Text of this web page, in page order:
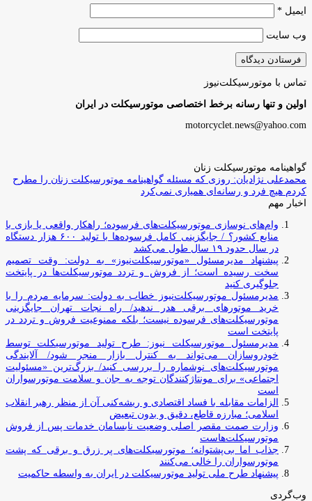
ایمیل *
وب‌ سایت
تماس با موتورسیکلت‌نیوز
اولین و تنها رسانه برخط اختصاصی موتورسیکلت در ایران
motorcyclet.news@yahoo.com
گواهینامه موتورسیکلت زنان
محمدعلی نژادیان: روزی که مسئله گواهینامه موتورسیکلت زنان را مطرح
کردم هیچ فرد و رسانه‌ای همیاری نمی‌کرد
اخبار مهم
وام‌های نوسازی موتورسیکلت‌های فرسوده؛ راهکار واقعی یا بازی با
منابع کشور؟ / جایگزینی کامل فرسوده‌ها با تولید ۶۰۰ هزار دستگاه
در سال حدود ۱۹ سال طول می‌کشد
پیشنهاد مدیرمسئول «موتورسیکلت‌نیوز» به دولت: وقت تصمیم
سخت رسیده است؛ از فروش و تردد موتورسیکلت‌ها در پایتخت
جلوگیری کنید
مدیرمسئول موتورسیکلت‌نیوز خطاب به دولت: سرمایه مردم را با
خرید موتورهای برقی هدر ندهید/ راه نجات تهران جایگزینی
موتورسیکلت‌های فرسوده نیست؛ بلکه ممنوعیت فروش و تردد در
پایتخت است
مدیرمسئول موتورسیکلت نیوز: طرح تولید موتورسیکلت توسط
خودروسازان می‌تواند به کنترل بازار منجر شود/ آلایندگی
موتورسیکلت‌های نوشماره را بررسی کنید/ بزرگ‌ترین «مسئولیت
اجتماعی» برای مونتاژکنندگان توجه به جان و سلامت موتورسواران
است
الزامات مقابله با فساد اقتصادی و ریشه‌کنی آن از منظر رهبر انقلاب
اسلامی؛ مبارزه قاطع، دقیق و بدون تبعیض
وزارت صمت مقصر اصلی وضعیت نابسامان خدمات پس از فروش
موتورسیکلت‌هاست
جذاب اما بی‌پشتوانه؛ موتورسیکلت‌های پر زرق‌ و برقی که پشت
موتورسواران را خالی می‌کنند
پیشنهاد طرح ملی تولید موتورسیکلت در ایران به واسطه حاکمیت
وب‌گردی